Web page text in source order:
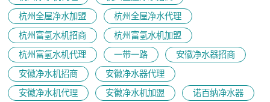
杭州全屋净水加盟
杭州全屋净水代理
杭州富氢水机招商
杭州富氢水机加盟
杭州富氢水机代理
一带一路
安徽净水器招商
安徽净水机招商
安徽净水器代理
安徽净水机代理
安徽净水机加盟
诺百纳净水器